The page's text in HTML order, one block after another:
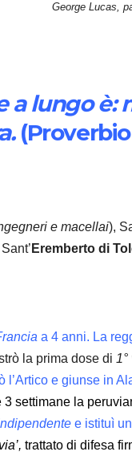
George Lucas,
a lungo è:
e macellai),
Eremberto di
a 4 anni. La
la prima dose di
l’Artico e giunse in
3 settimane la
e istituì
trattato di difesa